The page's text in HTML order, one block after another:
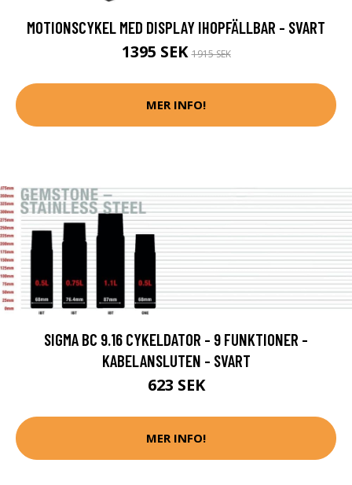
MOTIONSCYKEL MED DISPLAY IHOPFÄLLBAR - SVART
1395 SEK1915 SEK
MER INFO!
SIGMA BC 9.16 CYKELDATOR - 9 FUNKTIONER -
KABELANSLUTEN - SVART
623 SEK
MER INFO!